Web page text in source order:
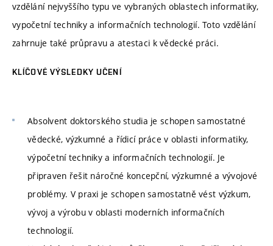
vzdělání nejvyššího typu ve vybraných oblastech informatiky,
vypočetní techniky a informačních technologií. Toto vzdělání
zahrnuje také průpravu a atestaci k vědecké práci.
KLÍČOVÉ VÝSLEDKY UČENÍ
Absolvent doktorského studia je schopen samostatné
vědecké, výzkumné a řídicí práce v oblasti informatiky,
výpočetní techniky a informačních technologií. Je
připraven řešit náročné koncepční, výzkumné a vývojové
problémy. V praxi je schopen samostatně vést výzkum,
vývoj a výrobu v oblasti moderních informačních
technologií.